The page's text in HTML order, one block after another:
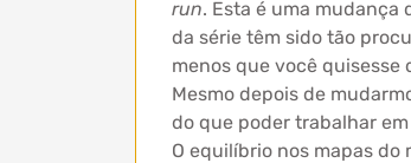
run. Esta é uma mudança
da série têm sido tão
menos que você
Mesmo depois de
do que poder trabalhar
O equilíbrio nos mapas